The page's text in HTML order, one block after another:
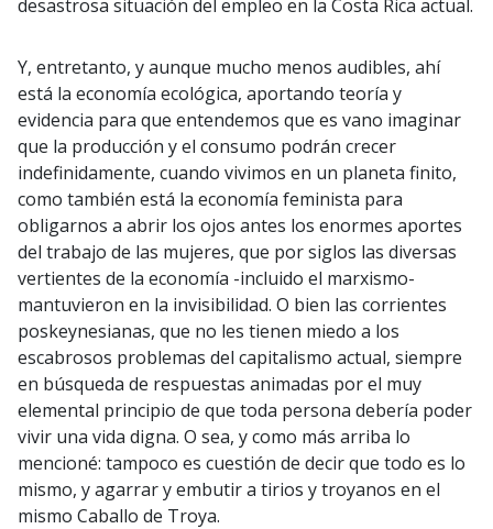
desastrosa situación del empleo en la Costa Rica actual.
Y, entretanto, y aunque mucho menos audibles, ahí
está la economía ecológica, aportando teoría y
evidencia para que entendemos que es vano imaginar
que la producción y el consumo podrán crecer
indefinidamente, cuando vivimos en un planeta finito,
como también está la economía feminista para
obligarnos a abrir los ojos antes los enormes aportes
del trabajo de las mujeres, que por siglos las diversas
vertientes de la economía -incluido el marxismo-
mantuvieron en la invisibilidad. O bien las corrientes
poskeynesianas, que no les tienen miedo a los
escabrosos problemas del capitalismo actual, siempre
en búsqueda de respuestas animadas por el muy
elemental principio de que toda persona debería poder
vivir una vida digna. O sea, y como más arriba lo
mencioné: tampoco es cuestión de decir que todo es lo
mismo, y agarrar y embutir a tirios y troyanos en el
mismo Caballo de Troya.